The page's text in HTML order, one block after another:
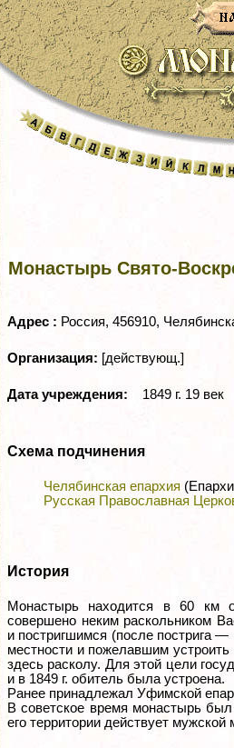
Монастырь Свято-
Адрес : Россия, 456910,
Организация: [действующ.]
Дата учреждения: 1849 г. 19 век
Схема подчинения
Челябинская епархия
Русская Православная
История
Монастырь находится в 60 км
совершено неким раскольником
и постригшимся (после пострига
местности и пожелавшим
здесь расколу. Для этой цели
и в 1849 г. обитель была устроена.
Ранее принадлежал Уфимской
В советское время монастырь
его территории действует мужской